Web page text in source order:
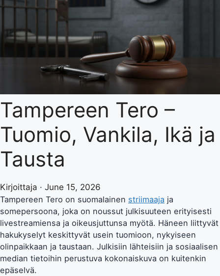
Tampereen Tero –
Tuomio, Vankila, Ikä ja
Tausta
Kirjoittaja · June 15, 2026
Tampereen Tero on suomalainen striimaaja ja
somepersoona, joka on noussut julkisuuteen erityisesti
livestreamiensa ja oikeusjuttunsa myötä. Häneen liittyvät
hakukyselyt keskittyvät usein tuomioon, nykyiseen
olinpaikkaan ja taustaan. Julkisiin lähteisiin ja sosiaalisen
median tietoihin perustuva kokonaiskuva on kuitenkin
epäselvä.